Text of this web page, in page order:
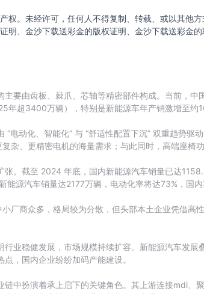
权。未经许可，任何人不得复制、转载、或以其他
明、金沙下载送彩金的版权证明、金沙下载送彩金
要由齿板、棘爪、芯轴等精密部件构成。当前，
年超3400万辆），特别是新能源车年产销激增至
电动化、智能化” 与 “舒适性配置下沉” 双重趋势驱
杂、更精密电机的海量需求；与此同时，高端座椅
。截至 2024 年底，国内新能源汽车销量已达
源汽车销量达2177万辆，电动化率将达73%，国
厂商众多，格局较为分散，但头部本土企业凭借高
业稳健发展，市场规模持续扩容。新能源汽车发
，国内企业纷纷加码产能建设。
中扮演着承上启下的关键角色。其上游连接mdi、